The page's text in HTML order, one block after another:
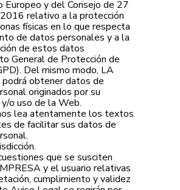
Europeo y del Consejo de 27
relativo a la protección
físicas en lo que respecta
de datos personales y a la
de estos datos
General de Protección de
Del mismo modo, LA
obtener datos de
originados por su
o uso de la Web.
lea atentamente los textos
de facilitar sus datos de
que se susciten
y el usuario relativas
cumplimiento y validez